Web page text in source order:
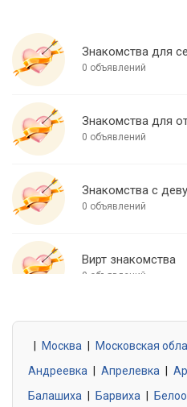
Знакомства для
0 объявлений
Знакомства для
0 объявлений
Знакомства с
0 объявлений
Вирт знакомства
0 объявлений
0 объявлений
Знакомства без
Москва Московская
Андреевка
Апрелевка
Балашиха
Барвиха